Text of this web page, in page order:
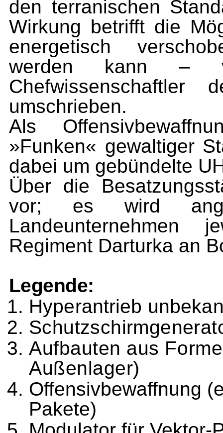
den terranischen
Wirkung betrifft die
energetisch
werden kann –
Chefwissenschaftler
umschrieben.
Als
»Funken« gewaltiger
dabei um gebündelte
Über die
vor; es wird
Landeunternehmen
Regiment Darturka an
Legende:
Hyperantrieb
Aufbauten aus
Außenlager)
Offensivbewaffnung
Pakete)